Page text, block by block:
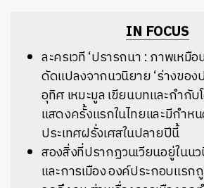
IN FOCUS
ละครเวที ‘ปรารถนา : ภาพเหมือ
ดัดแปลงจากนวนิยาย ‘ร่างของ
อุทิศ เหมะมูล เขียนบทและกำกับ
แสดงครั้งแรกในไทยและมีกำห
ประเทศฝรั่งเศสในปลายปีนี้
สองสิ่งที่ปรากฏวนเวียนอยู่ในน
และการเมือง องค์ประกอบแรก